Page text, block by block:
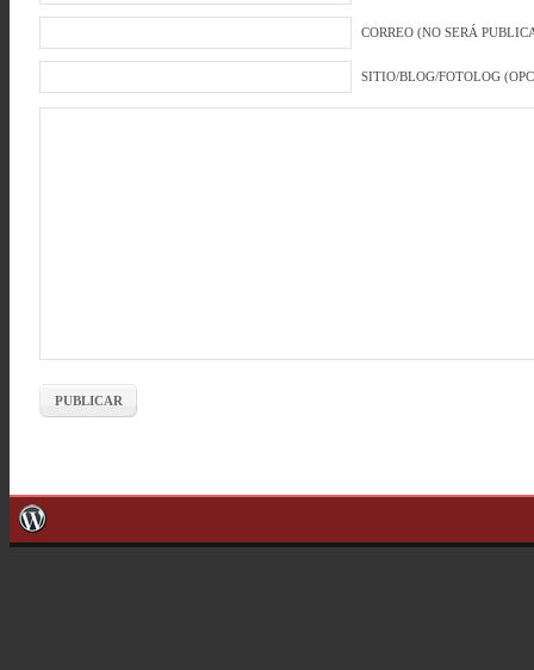
CORREO (NO SERÁ
SITIO/BLOG/FOTOLOG